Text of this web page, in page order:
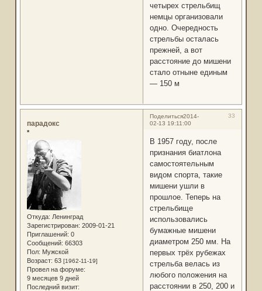
четырех стрельбищ
немцы организовали
одно. Очередность
стрельбы осталась
прежней, а вот
расстояние до мишени
стало отныне единым
— 150 м
Поделиться 33
2014-
02-13 19:11:00
парадокс
*
Откуда: Ленинград
Зарегистрирован: 2009-01-21
Приглашений: 0
Сообщений: 66303
Пол: Мужской
Возраст: 63 [1962-11-19]
Провел на форуме:
9 месяцев 9 дней
Последний визит:
В 1957 году, после
признания биатлона
самостоятельным
видом спорта, такие
мишени ушли в
прошлое. Теперь на
стрельбище
использовались
бумажные мишени
диаметром 250 мм. На
первых трёх рубежах
стрельба велась из
любого положения на
расстоянии в 250, 200 и